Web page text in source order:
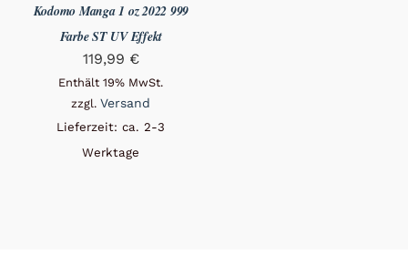
Kodomo Manga 1 oz 2022 999
Farbe ST UV Effekt
119,99 €
Enthält 19% MwSt.
zzgl.Versand
Lieferzeit: ca. 2-3
Werktage